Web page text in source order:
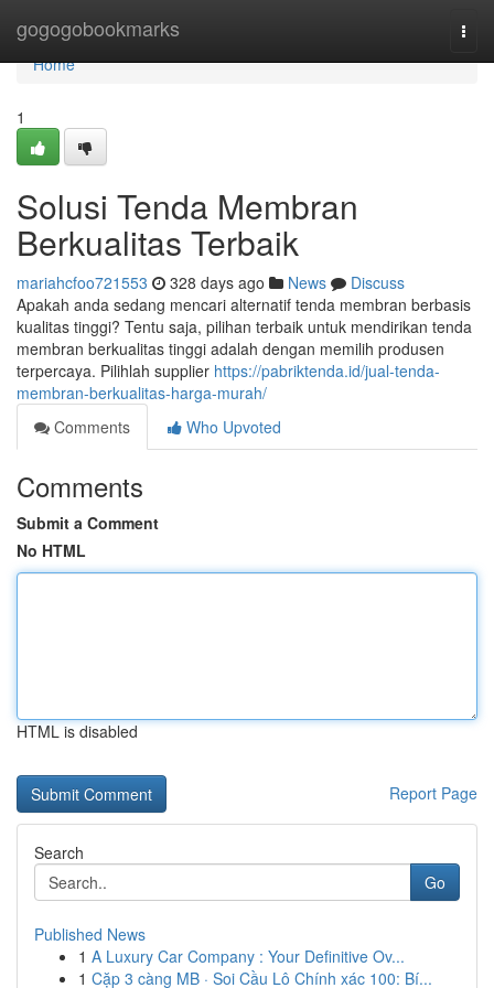
gogogobookmarks
Home
Home
1
Solusi Tenda Membran
Berkualitas Terbaik
mariahcfoo721553 328 days ago News
Discuss
Apakah anda sedang mencari alternatif tenda membran berbasis
kualitas tinggi? Tentu saja, pilihan terbaik untuk mendirikan tenda
membran berkualitas tinggi adalah dengan memilih produsen
terpercaya. Pilihlah supplier https://pabriktenda.id/jual-tenda-
membran-berkualitas-harga-murah/
Comments
Who Upvoted
Comments
Submit a Comment
No HTML
HTML is disabled
Report Page
Search
Go
Published News
1 A Luxury Car Company : Your Definitive Ov...
1 Cặp 3 càng MB · Soi Cầu Lô Chính xác 100: Bí...